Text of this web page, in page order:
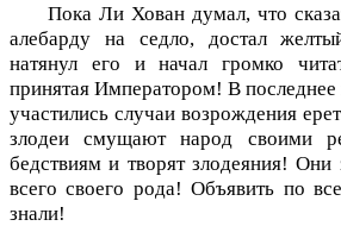
Пока Ли Хован думал, что
алебарду на седло, достал
натянул его и начал громко
принятая Императором! В
участились случаи возрождения
злодеи смущают народ своими
бедствиям и творят злодеяния!
всего своего рода! Объявить по
знали!